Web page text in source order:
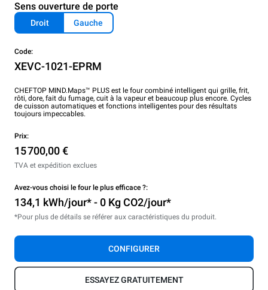
Sens ouverture de porte
Droit Gauche
Code:
XEVC-1021-EPRM
CHEFTOP MIND.Maps™ PLUS est le four combiné intelligent qui grille, frit,
rôti, dore, fait du fumage, cuit à la vapeur et beaucoup plus encore. Cycles
de cuisson automatiques et fonctions intelligentes pour des résultats
toujours impeccables.
Prix:
15 700,00 €
TVA et expédition exclues
Avez-vous choisi le four le plus efficace ?:
134,1 kWh/jour* - 0 Kg CO2/jour*
*Pour plus de détails se référer aux caractéristiques du produit.
CONFIGURER
ESSAYEZ GRATUITEMENT